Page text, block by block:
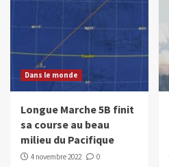
Dans le monde
Longue Marche 5B finit
sa course au beau
milieu du Pacifique
4 novembre 2022 0